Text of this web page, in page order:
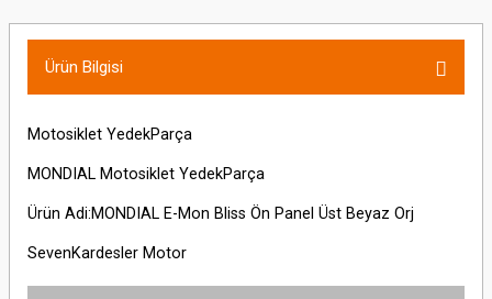
Ürün Bilgisi
Motosiklet YedekParça
MONDIAL Motosiklet YedekParça
Ürün Adi:MONDIAL E-Mon Bliss Ön Panel Üst Beyaz Orj
SevenKardesler Motor